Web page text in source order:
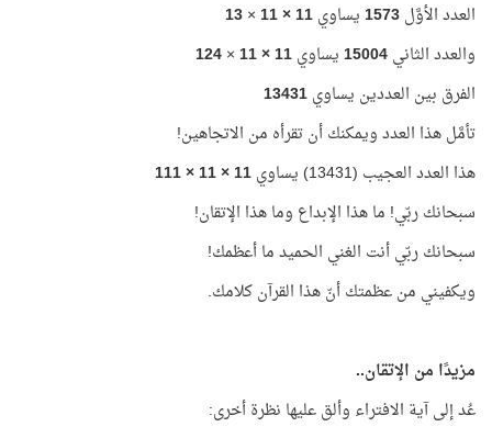
العدد الأوَّل1573يساوي11 × 11
×
13
والعدد الثاني15004يساوي11 × 11
×
124
الفرق بين العددين يساوي13431
تأمَّل هذا العدد ويمكنك أن تقرأه من الاتجاهين!
هذا العدد العجيب (13431) يساوي
11 × 11 × 111
سبحانك ربّي! ما هذا الإبداع وما هذا الإتقان!
سبحانك ربّي أنت الغني الحميد ما أعظمك!
ويكفيني من عظمتك أنّ هذا القرآن كلامك.
مزيدًا من الإتقان..
عُد إلى آية الافتراء وألق عليها نظرة أخرى: